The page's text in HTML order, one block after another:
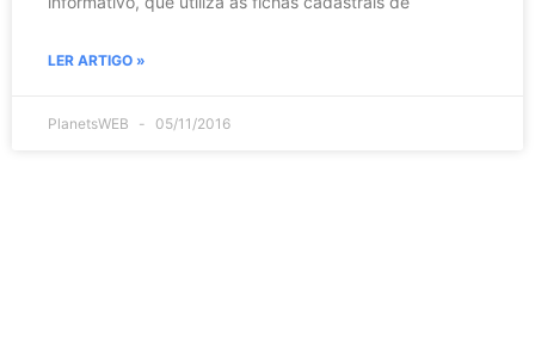
LER ARTIGO »
PlanetsWEB 05/11/2016